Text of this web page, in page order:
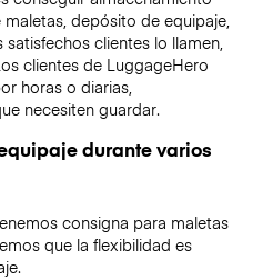
depósito de equipaje,
clientes lo llamen,
clientes de LuggageHero
horas o diarias,
necesiten guardar.
durante varios
consigna para maletas
que la flexibilidad es